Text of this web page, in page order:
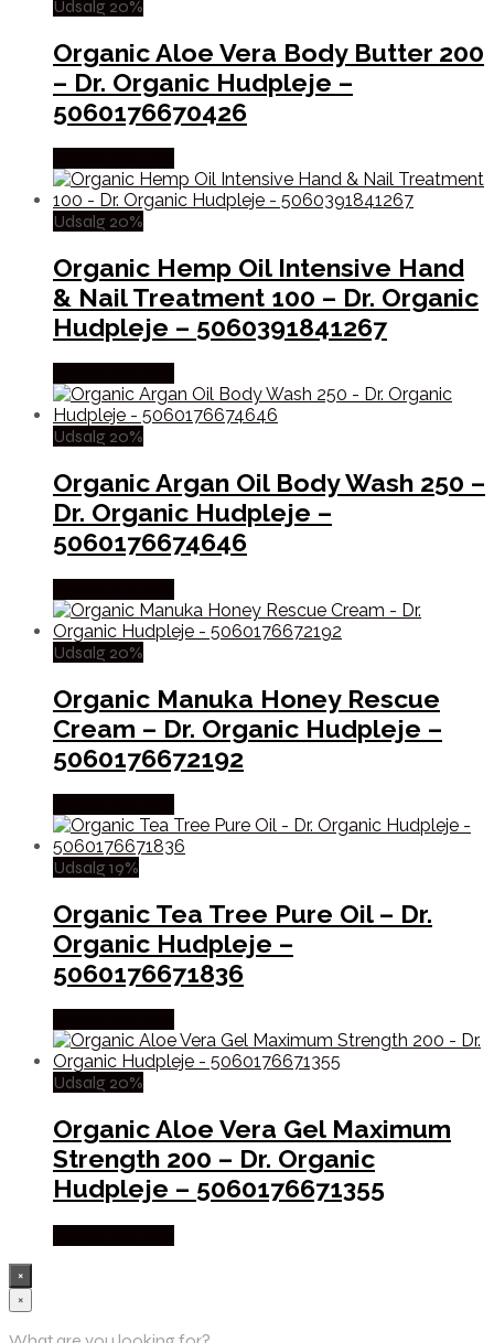
Udsalg 20%
Organic Aloe Vera Body Butter 200
– Dr. Organic Hudpleje –
5060176670426
Udsalg 20%
Organic Hemp Oil Intensive Hand
& Nail Treatment 100 – Dr. Organic
Hudpleje – 5060391841267
Udsalg 20%
Organic Argan Oil Body Wash 250 –
Dr. Organic Hudpleje –
5060176674646
Udsalg 20%
Organic Manuka Honey Rescue
Cream – Dr. Organic Hudpleje –
5060176672192
Udsalg 19%
Organic Tea Tree Pure Oil – Dr.
Organic Hudpleje –
5060176671836
Udsalg 20%
Organic Aloe Vera Gel Maximum
Strength 200 – Dr. Organic
Hudpleje – 5060176671355
×
×